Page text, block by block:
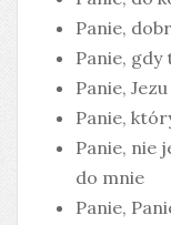
Panie,
Panie, gdy
Panie,
Panie,
Panie, nie
do mnie
Panie,